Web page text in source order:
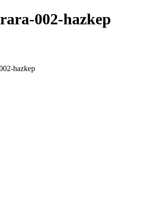
002-hazkep
hazkep